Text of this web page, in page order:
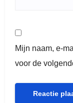
Mijn naam, e-
voor de